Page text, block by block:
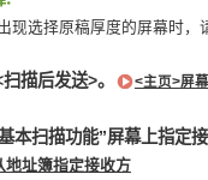
现选择原稿厚度的屏幕时，
描后发送>。 <主页>屏幕
本扫描功能”屏幕上指定接
地址簿指定接收方